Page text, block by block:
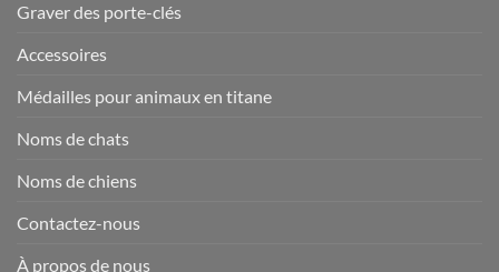
Graver des porte-clés
Accessoires
Médailles pour animaux en titane
Noms de chats
Noms de chiens
Contactez-nous
À propos de nous